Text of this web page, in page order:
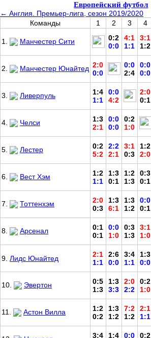
Европейский футбол
← Англия. Премьер-лига, сезон 2019/2020
Команды
1 2 3 4
1. Манчестер Сити
0:2
0:0
4:1
1:1
3:1
1:2
2. Манчестер Юнайтед 2:0
0:0
0:0
2:4
0:0
0:0
3. Ливерпуль
1:4
1:1
0:0
4:2
2:0
0:1
4. Челси
1:3
2:1
0:0
0:0
0:2
1:0
5. Лестер
0:2
5:2
2:2
2:1
3:1
0:3
1:2
2:0
6. Вест Хэм
1:2
1:1
1:3
0:1
1:2
1:3
0:3
0:1
7. Тоттенхэм
2:0
0:3
1:3
6:1
1:3
1:2
0:0
0:1
8. Арсенал
0:1
0:1
0:0
1:0
0:3
1:3
3:1
1:0
9. Лидс Юнайтед
2:1
1:1
2:6
0:0
3:4
1:1
1:3
0:0
10. Эвертон
0:5
1:3
1:3
3:3
2:0
2:2
0:2
1:0
11. Астон Вилла
1:2
0:2
1:3
1:2
7:2
1:2
2:1
1:1
3:4
1:4
0:0
0:2